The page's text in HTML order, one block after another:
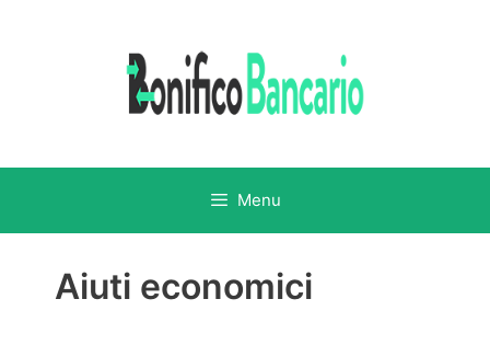
Menu
Aiuti economici